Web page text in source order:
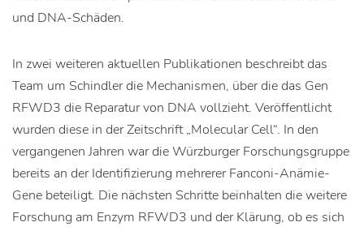
und DNA-Schäden.
In zwei weiteren aktuellen Publikationen beschreibt das
Team um Schindler die Mechanismen, über die das Gen
RFWD3 die Reparatur von DNA vollzieht. Veröffentlicht
wurden diese in der Zeitschrift „Molecular Cell“. In den
vergangenen Jahren war die Würzburger Forschungsgruppe
bereits an der Identifizierung mehrerer Fanconi-Anämie-
Gene beteiligt. Die nächsten Schritte beinhalten die weitere
Forschung am Enzym RFWD3 und der Klärung, ob es sich